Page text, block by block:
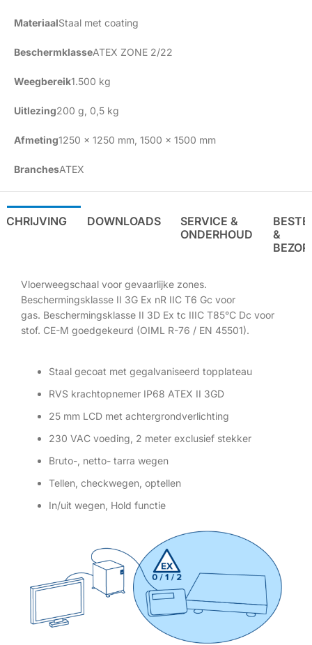
MateriaalStaal met coating
BeschermklasseATEX ZONE 2/22
Weegbereik1.500 kg
Uitlezing200 g 0,5 kg
Afmeting1250 x 1250 mm 1500 x 1500 mm
BranchesATEX
DOWNLOADS
SERVICE &
ONDERHOUD
&
Vloerweegschaal voor gevaarlijke zones.
Beschermingsklasse II 3G Ex nR IIC T6 Gc voor
gas. Beschermingsklasse II 3D Ex tc IIIC T85°C Dc voor
stof. CE-M goedgekeurd (OIML R-76 / EN 45501).
Staal gecoat met gegalvaniseerd topplateau
RVS krachtopnemer IP68 ATEX II 3GD
25 mm LCD met achtergrondverlichting
230 VAC voeding, 2 meter exclusief stekker
Bruto-, netto- tarra wegen
Tellen, checkwegen, optellen
In/uit wegen, Hold functie